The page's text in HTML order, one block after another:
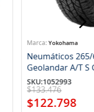
Yokohama
Neumáticos 265/
SKU:1052993
$133.476
$122.798